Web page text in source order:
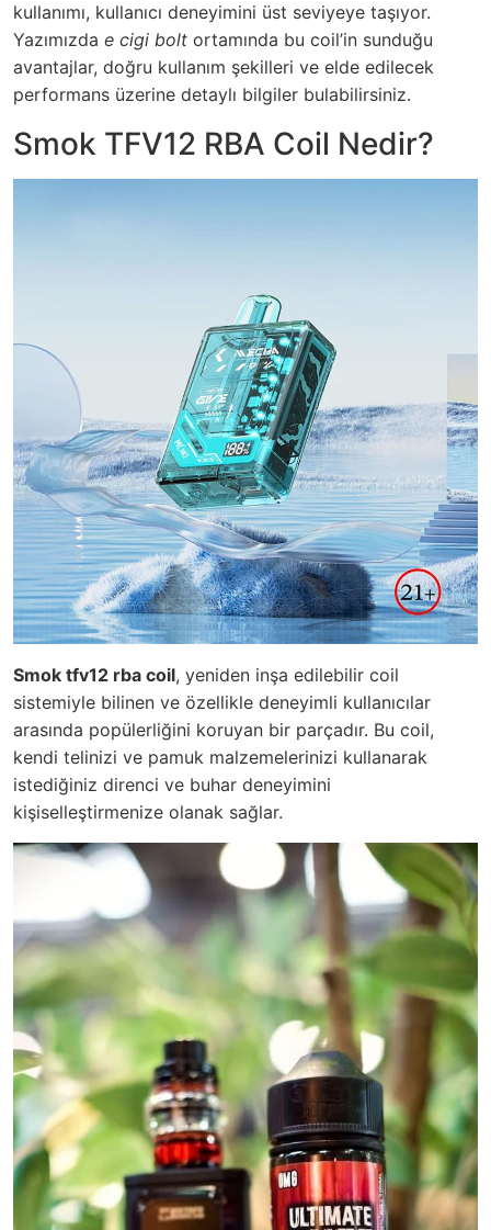
kullanımı, kullanıcı deneyimini üst seviyeye taşıyor.
Yazımızda e cigi bolt ortamında bu coil’in sunduğu
avantajlar, doğru kullanım şekilleri ve elde edilecek
performans üzerine detaylı bilgiler bulabilirsiniz.
Smok TFV12 RBA Coil Nedir?
Smok tfv12 rba coil, yeniden inşa edilebilir coil
sistemiyle bilinen ve özellikle deneyimli kullanıcılar
arasında popülerliğini koruyan bir parçadır. Bu coil,
kendi telinizi ve pamuk malzemelerinizi kullanarak
istediğiniz direnci ve buhar deneyimini
kişiselleştirmenize olanak sağlar.